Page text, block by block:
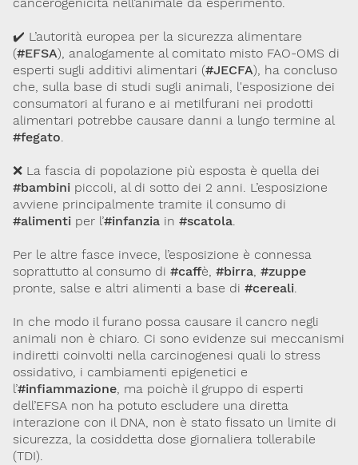
✔️ L’autorità europea per la sicurezza alimentare
(#EFSA), analogamente al comitato misto FAO-OMS di
esperti sugli additivi alimentari (#JECFA), ha concluso
che, sulla base di studi sugli animali, l'esposizione dei
consumatori al furano e ai metilfurani nei prodotti
alimentari potrebbe causare danni a lungo termine al
#fegato.
❌ La fascia di popolazione più esposta è quella dei
#bambini piccoli, al di sotto dei 2 anni. L’esposizione
avviene principalmente tramite il consumo di
#alimenti per l’#infanzia in #scatola.
Per le altre fasce invece, l’esposizione è connessa
soprattutto al consumo di #caffè, #birra, #zuppe
pronte, salse e altri alimenti a base di #cereali.
In che modo il furano possa causare il cancro negli
animali non è chiaro. Ci sono evidenze sui meccanismi
indiretti coinvolti nella carcinogenesi quali lo stress
ossidativo, i cambiamenti epigenetici e
l’#infiammazione, ma poichè il gruppo di esperti
dell’EFSA non ha potuto escludere una diretta
interazione con il DNA, non è stato fissato un limite di
sicurezza, la cosiddetta dose giornaliera tollerabile
(TDI).